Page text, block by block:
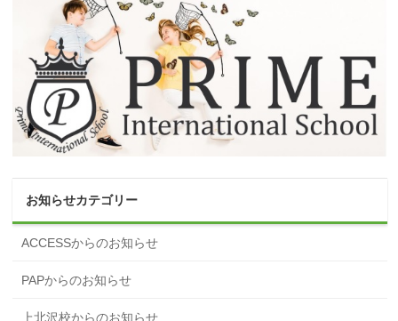
お知らせカテゴリー
ACCESSからのお知らせ
PAPからのお知らせ
上北沢校からのお知らせ